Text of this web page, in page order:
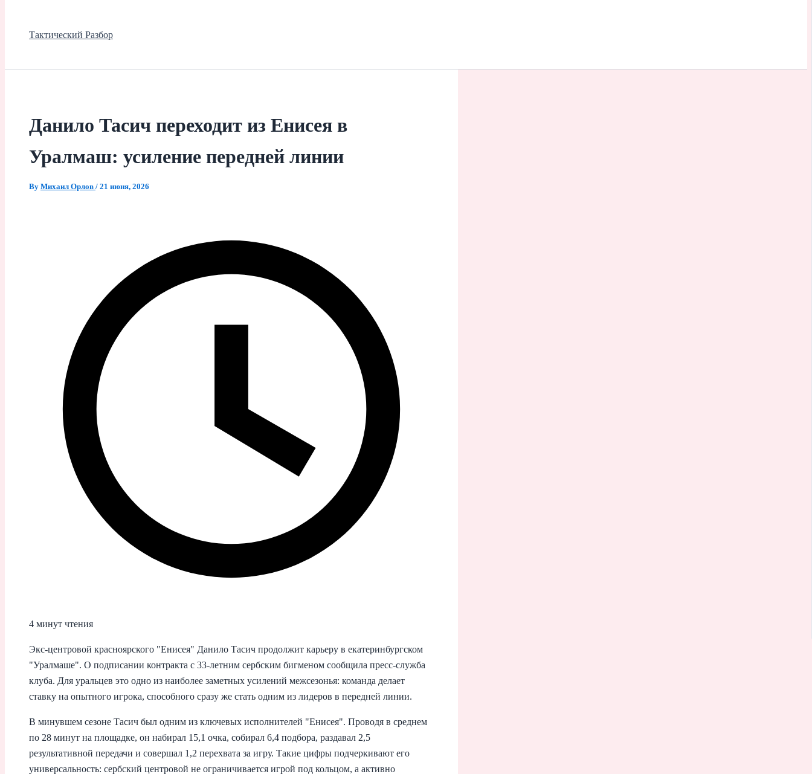
Тактический Разбор
Данило Тасич переходит из Енисея в
Уралмаш: усиление передней линии
By Михаил Орлов / 21 июня, 2026
4 минут чтения
Экс-центровой красноярского "Енисея" Данило Тасич продолжит карьеру в екатеринбургском
"Уралмаше". О подписании контракта с 33‑летним сербским бигменом сообщила пресс-служба
клуба. Для уральцев это одно из наиболее заметных усилений межсезонья: команда делает
ставку на опытного игрока, способного сразу же стать одним из лидеров в передней линии.
В минувшем сезоне Тасич был одним из ключевых исполнителей "Енисея". Проводя в среднем
по 28 минут на площадке, он набирал 15,1 очка, собирал 6,4 подбора, раздавал 2,5
результативной передачи и совершал 1,2 перехвата за игру. Такие цифры подчеркивают его
универсальность: сербский центровой не ограничивается игрой под кольцом, а активно